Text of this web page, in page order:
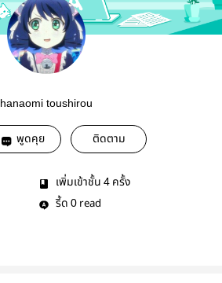
hanaomi toushirou
พูดคุย ติดตาม
เพิ่มเข้าชั้น 4 ครั้ง
รี้ด 0 read